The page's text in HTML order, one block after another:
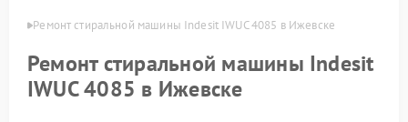
Ремонт стиральной машины Indesit IWUC 4085 в Ижевске
Ремонт стиральной машины Indesit
IWUC 4085 в Ижевске